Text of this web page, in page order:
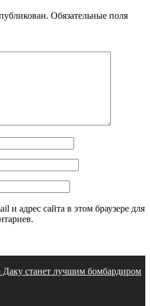
Обязательные поля
и адрес сайта в этом браузере для
Даку станет лучшим бомбардиром